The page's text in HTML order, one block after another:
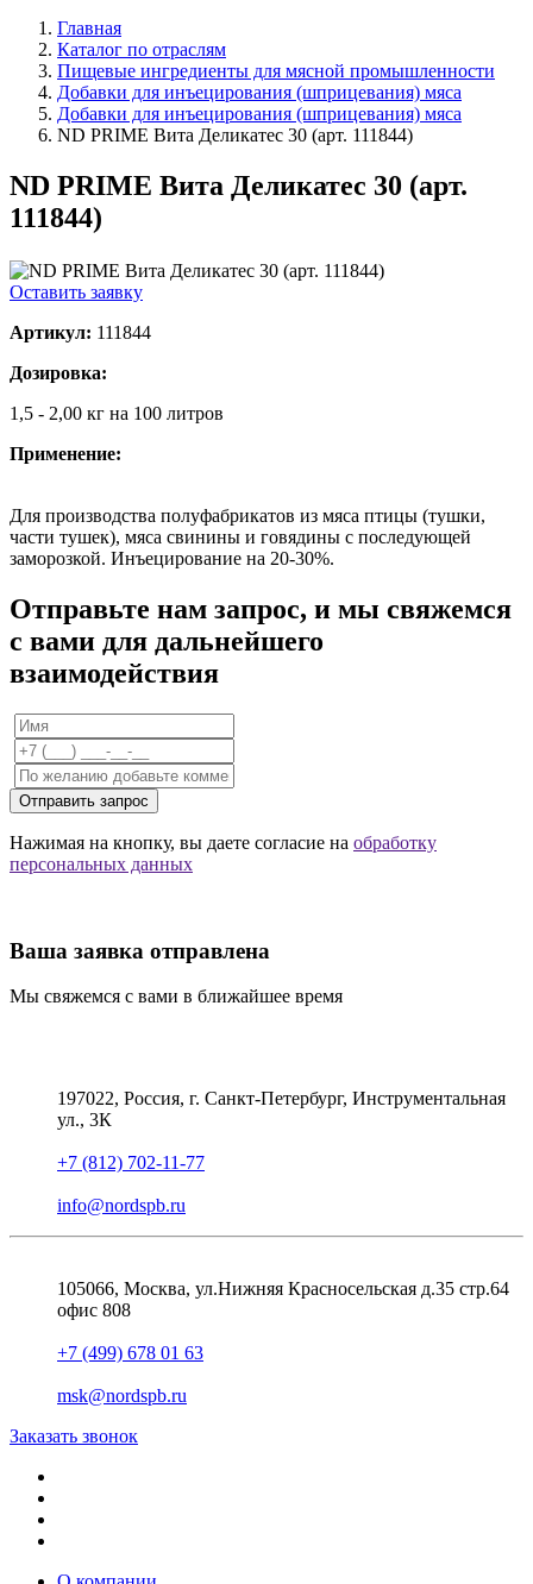
Главная
Каталог по отраслям
Пищевые ингредиенты для мясной промышленности
Добавки для инъецирования (шприцевания) мяса
Добавки для инъецирования (шприцевания) мяса
ND PRIME Вита Деликатес 30 (арт. 111844)
ND PRIME Вита Деликатес 30 (арт.
111844)
Оставить заявку
Артикул: 111844
Дозировка:
1,5 - 2,00 кг на 100 литров
Применение:
Для производства полуфабрикатов из мяса птицы (тушки,
части тушек), мяса свинины и говядины с последующей
заморозкой. Инъецирование на 20-30%.
Отправьте нам запрос, и мы свяжемся
с вами для дальнейшего
взаимодействия
Отправить запрос
Нажимая на кнопку, вы даете согласие на обработку
персональных данных
Ваша заявка отправлена
Мы свяжемся с вами в ближайшее время
197022, Россия, г. Санкт-Петербург, Инструментальная
ул., 3К
+7 (812) 702-11-77
info@nordspb.ru
105066, Москва, ул.Нижняя Красносельская д.35 стр.64
офис 808
+7 (499) 678 01 63
msk@nordspb.ru
Заказать звонок